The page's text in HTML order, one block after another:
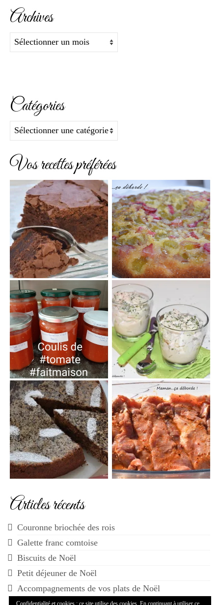
Archives
Archives
Catégories
Catégories
Vos recettes préférées
Articles récents
Couronne briochée des rois
Galette franc comtoise
Biscuits de Noël
Petit déjeuner de Noël
Accompagnements de vos plats de Noël
Confidentialité et cookies : ce site utilise des cookies. En continuant à utiliser ce